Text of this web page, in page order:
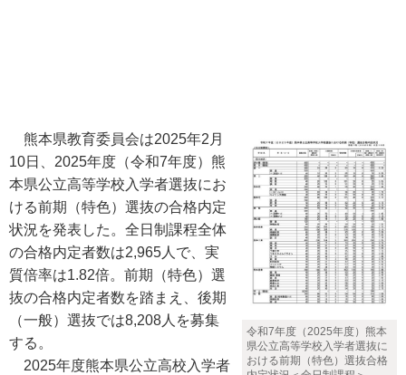
令和7年度（2025年度）熊本
県公立高等学校入学者選抜に
おける前期（特色）選抜合格
熊本県教育委員会は2025年2月
10日、2025年度（令和7年度）熊
本県公立高等学校入学者選抜にお
ける前期（特色）選抜の合格内定
状況を発表した。全日制課程全体
の合格内定者数は2,965人で、実
質倍率は1.82倍。前期（特色）選
抜の合格内定者数を踏まえ、後期
（一般）選抜では8,208人を募集
する。
2025年度熊本県公立高校入学者